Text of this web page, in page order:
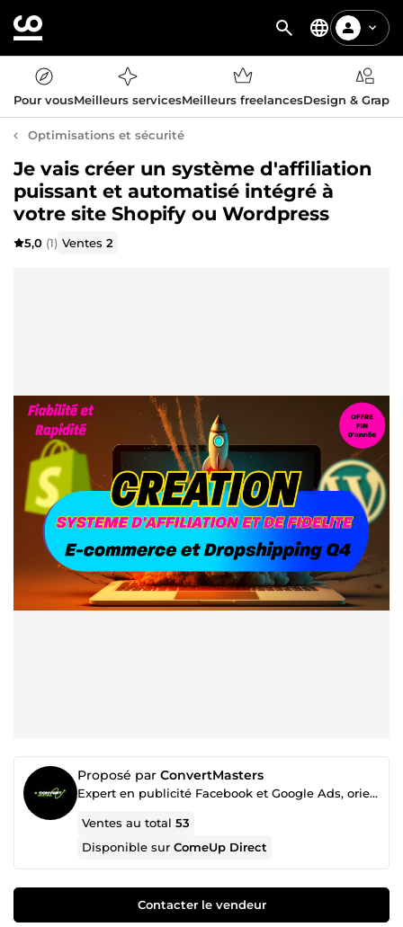
Pour vousMeilleurs servicesMeilleurs freelancesDesign &
Optimisations et sécurité
Je vais créer un système d'affiliation
puissant et automatisé intégré à
votre site Shopify ou Wordpress
5,0 (1) Ventes2
Proposé par ConvertMasters
Expert en publicité Facebook et Google Ads, orienté acquisition de leads qualifiés à forte valeur
Ventes au total53
Disponible surComeUp Direct
Contacter le vendeur